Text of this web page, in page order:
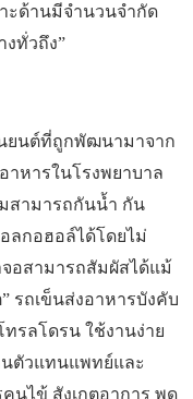
ะด้านมีจำนวนจำกัด
ทั่วถึง”
นยนต์ที่ถูกพัฒนามาจาก
าหารในโรงพยาบาล
สามารถกันน้ำ กัน
ลกอฮอล์ได้โดยไม่
จอสามารถสัมผัสได้แม้
รถเข็นส่งอาหารบังคับ
รลโดรน ใช้งานง่าย
ตัวแทนแพทย์และ
นไข้ สังเกตอาการ พูด